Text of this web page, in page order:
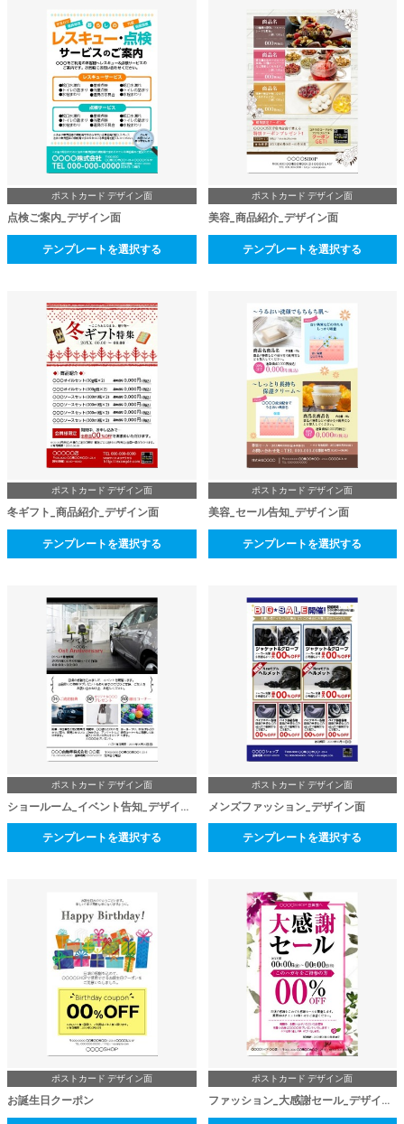
ポストカード デザイン面
点検ご案内_デザイン面
テンプレートを選択する
ポストカード デザイン面
美容_商品紹介_デザイン面
テンプレートを選択する
ポストカード デザイン面
冬ギフト_商品紹介_デザイン面
テンプレートを選択する
ポストカード デザイン面
美容_セール告知_デザイン面
テンプレートを選択する
ポストカード デザイン面
ショールーム_イベント告知_デザイン面
テンプレートを選択する
ポストカード デザイン面
メンズファッション_デザイン面
テンプレートを選択する
ポストカード デザイン面
お誕生日クーポン
ポストカード デザイン面
ファッション_大感謝セール_デザイン面